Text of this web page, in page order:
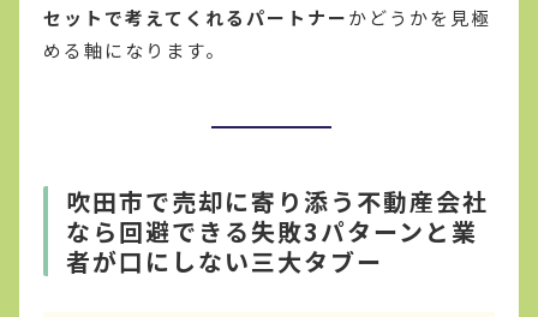
セットで考えてくれるパートナーかどうかを見極
める軸になります。
吹田市で売却に寄り添う不動産会社
なら回避できる失敗3パターンと業
者が口にしない三大タブー